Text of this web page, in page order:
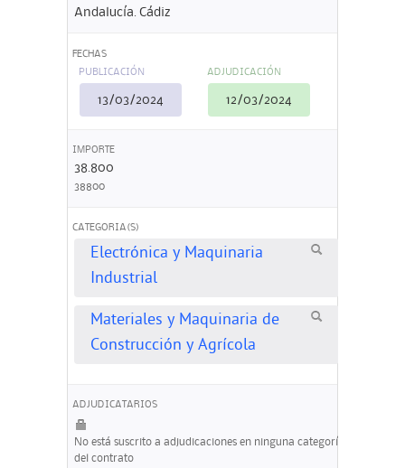
Andalucía. Cádiz
FECHAS
PUBLICACIÓN
13/03/2024
ADJUDICACIÓN
12/03/2024
IMPORTE
38.800
38800
CATEGORIA(S)
Electrónica y Maquinaria
Industrial
Materiales y Maquinaria de
Construcción y Agrícola
ADJUDICATARIOS
No está suscrito a adjudicaciones en ninguna categoría
del contrato